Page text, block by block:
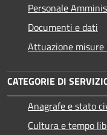
Personale
Documenti e dati
Attuazione misure
CATEGORIE DI
Anagrafe e stato
Cultura e tempo